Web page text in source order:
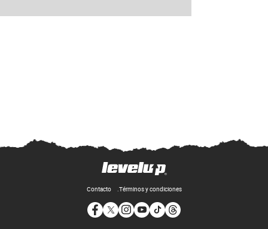
Contacto Términos y condiciones
Opens in new window
Opens in new window
Opens in new window
Opens in new window
Opens in new window
Opens in new window